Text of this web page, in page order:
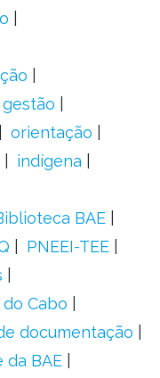
orientação
indígena
BAE
PNEEI-TEE
Cabo
documentação
da BAE